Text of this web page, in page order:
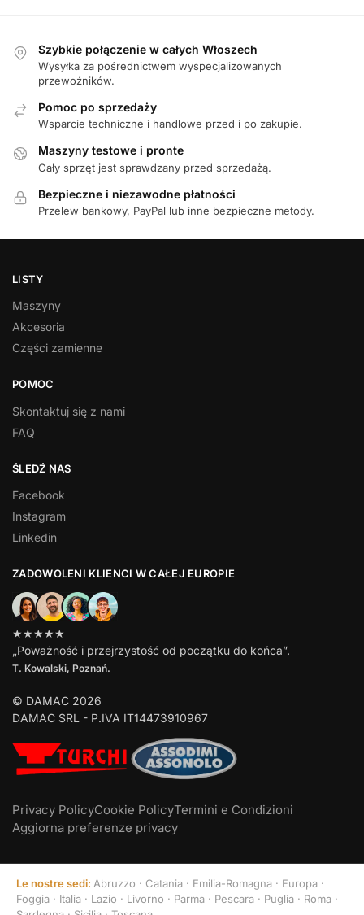
Szybkie połączenie w całych Włoszech
Wysyłka za pośrednictwem wyspecjalizowanych
przewoźników.
Pomoc po sprzedaży
Wsparcie techniczne i handlowe przed i po zakupie.
Maszyny testowe i pronte
Cały sprzęt jest sprawdzany przed sprzedażą.
Bezpieczne i niezawodne płatności
Przelew bankowy, PayPal lub inne bezpieczne metody.
LISTY
Maszyny
Akcesoria
Części zamienne
POMOC
Skontaktuj się z nami
FAQ
ŚLEDŹ NAS
Facebook
Instagram
Linkedin
ZADOWOLENI KLIENCI W CAŁEJ EUROPIE
★★★★★
„Poważność i przejrzystość od początku do końca”.
T. Kowalski, Poznań.
© DAMAC 2026
DAMAC SRL - P.IVA IT14473910967
Privacy PolicyCookie PolicyTermini e Condizioni
Aggiorna preferenze privacy
Le nostre sedi: Abruzzo · Catania · Emilia-Romagna · Europa ·
Foggia · Italia · Lazio · Livorno · Parma · Pescara · Puglia · Roma ·